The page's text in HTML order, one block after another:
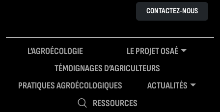
CONTACTEZ-NOUS
L’AGROÉCOLOGIE
LE PROJET OSAÉ
TÉMOIGNAGES D’AGRICULTEURS
PRATIQUES AGROÉCOLOGIQUES
ACTUALITÉS
RESSOURCES